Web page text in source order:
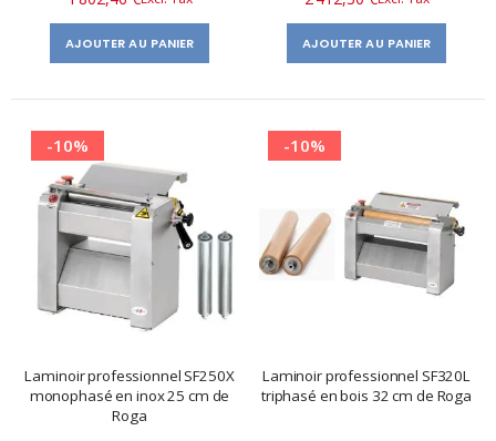
AJOUTER AU PANIER AJOUTER AU PANIER
-10%
Laminoir professionnel SF250X
monophasé en inox 25 cm de
Roga
-10%
Laminoir professionnel SF320L
triphasé en bois 32 cm de Roga